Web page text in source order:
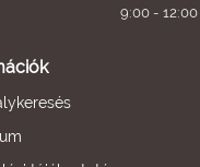
9:00 - 12:00